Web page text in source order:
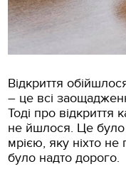
Відкриття
– це всі
Тоді про відкриття
не йшлося. Це
мрією, яку ніхто
було надто дорого.